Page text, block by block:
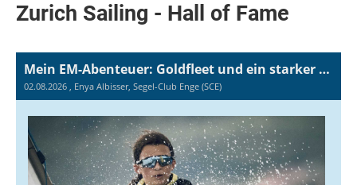
Zurich Sailing - Hall of Fame
Mein EM-Abenteuer: Goldfleet und ein starker Abschluss in Gdynia
02.08.2026 , Enya Albisser, Segel-Club Enge (SCE)